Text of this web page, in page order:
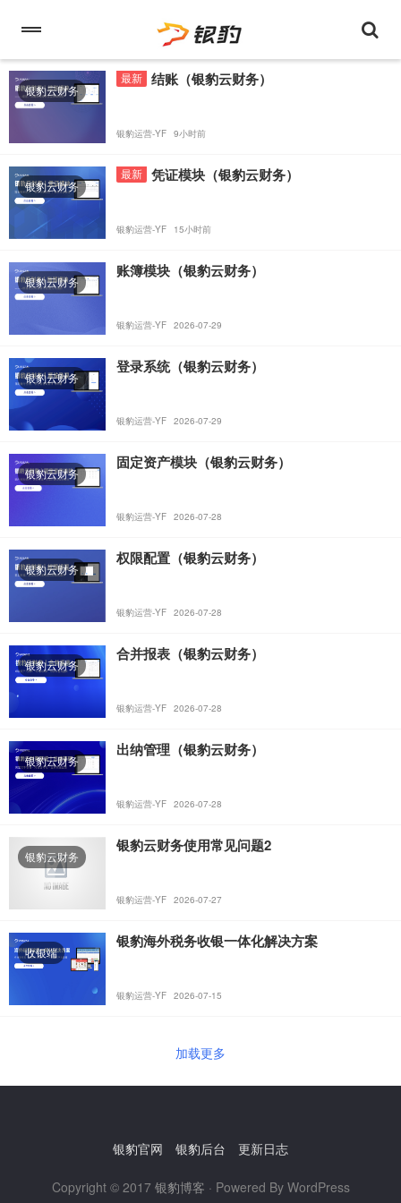
银豹云财务
最新 结账（银豹云财务）
银豹运营-YF 9小时前
银豹云财务
最新 凭证模块（银豹云财务）
银豹运营-YF 15小时前
银豹云财务
账簿模块（银豹云财务）
银豹运营-YF 2026-07-29
银豹云财务
登录系统（银豹云财务）
银豹运营-YF 2026-07-29
银豹云财务
固定资产模块（银豹云财务）
银豹运营-YF 2026-07-28
银豹云财务
权限配置（银豹云财务）
银豹运营-YF 2026-07-28
银豹云财务
合并报表（银豹云财务）
银豹运营-YF 2026-07-28
银豹云财务
出纳管理（银豹云财务）
银豹运营-YF 2026-07-28
银豹云财务
银豹云财务使用常见问题2
银豹运营-YF 2026-07-27
收银端
银豹海外税务收银一体化解决方案
银豹运营-YF 2026-07-15
加载更多
银豹官网 银豹后台 更新日志
Copyright © 2017 银豹博客 · Powered By WordPress